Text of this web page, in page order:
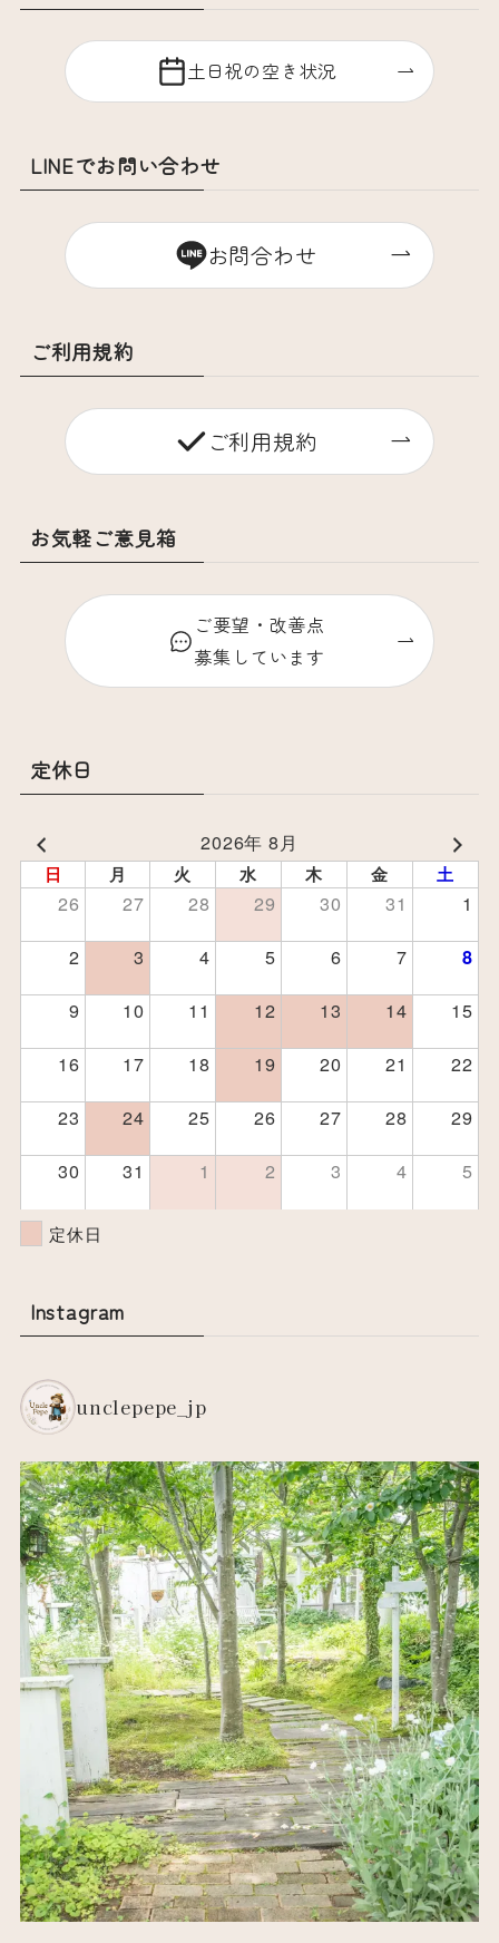
土日祝の空き状況
LINEでお問い合わせ
お問合わせ
ご利用規約
ご利用規約
お気軽ご意見箱
ご要望・改善点
募集しています
定休日
2026年 8月
日 月 火 水 木 金 土
26 27 28 29 30 31
1
2
3 4 5 6 7 8
9 10 11 12 13 14
15
16
17 18 19 20 21
22
23
24 25 26 27 28
29
30
31 1 2 3 4 5
定休日
Instagram
unclepepe_jp